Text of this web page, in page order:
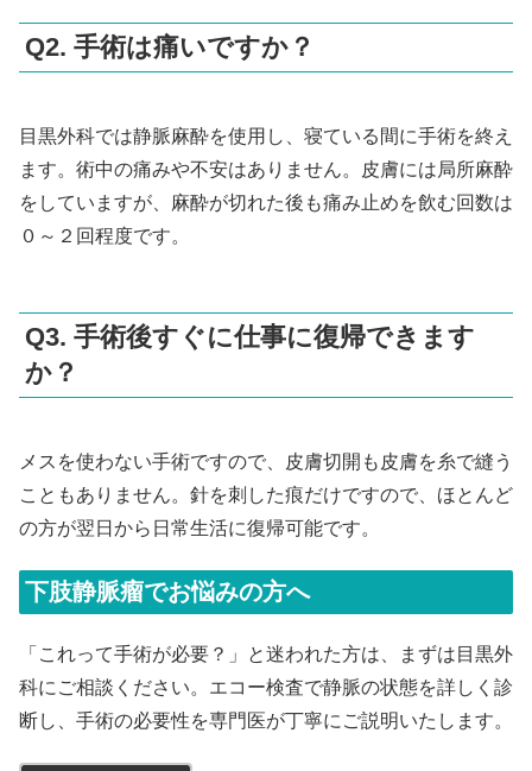
Q2. 手術は痛いですか？
目黒外科では静脈麻酔を使用し、寝ている間に手術を終え
ます。術中の痛みや不安はありません。皮膚には局所麻酔
をしていますが、麻酔が切れた後も痛み止めを飲む回数は
０～２回程度です。
Q3. 手術後すぐに仕事に復帰できます
か？
メスを使わない手術ですので、皮膚切開も皮膚を糸で縫う
こともありません。針を刺した痕だけですので、ほとんど
の方が翌日から日常生活に復帰可能です。
下肢静脈瘤でお悩みの方へ
「これって手術が必要？」と迷われた方は、まずは目黒外
科にご相談ください。エコー検査で静脈の状態を詳しく診
断し、手術の必要性を専門医が丁寧にご説明いたします。